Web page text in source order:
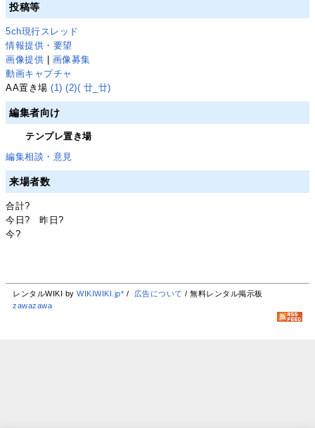
投稿等
5ch現行スレッド
情報提供・要望
画像提供 | 画像募集
動画キャプチャ
AA置き場(1) (2)( 廿_廿)
編集者向け
テンプレ置き場
編集相談・意見
来場者数
合計?
今日? 昨日?
今?
レンタルWIKI byWIKIWIKI.jp* / 広告について / 無料レンタル掲示板
zawazawa